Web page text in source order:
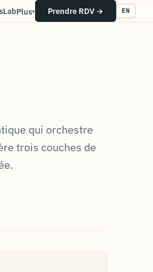
LabPlus Prendre RDV → EN
qui orchestre
trois couches de